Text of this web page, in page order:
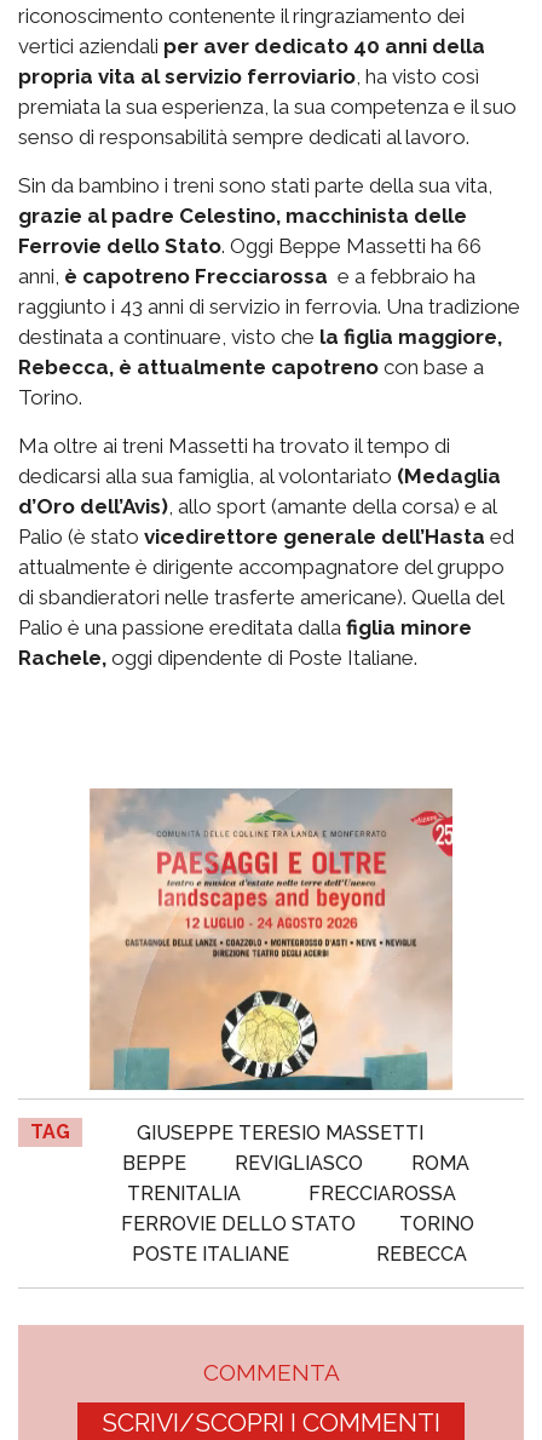
riconoscimento contenente il ringraziamento dei
vertici aziendali per aver dedicato 40 anni della
propria vita al servizio ferroviario, ha visto così
premiata la sua esperienza, la sua competenza e il suo
senso di responsabilità sempre dedicati al lavoro.
Sin da bambino i treni sono stati parte della sua vita,
grazie al padre Celestino, macchinista delle
Ferrovie dello Stato. Oggi Beppe Massetti ha 66
anni, è capotreno Frecciarossa e a febbraio ha
raggiunto i 43 anni di servizio in ferrovia. Una tradizione
destinata a continuare, visto che la figlia maggiore,
Rebecca, è attualmente capotreno con base a
Torino.
Ma oltre ai treni Massetti ha trovato il tempo di
dedicarsi alla sua famiglia, al volontariato (Medaglia
d’Oro dell’Avis), allo sport (amante della corsa) e al
Palio (è stato vicedirettore generale dell’Hasta ed
attualmente è dirigente accompagnatore del gruppo
di sbandieratori nelle trasferte americane). Quella del
Palio è una passione ereditata dalla figlia minore
Rachele, oggi dipendente di Poste Italiane.
TAG
GIUSEPPE TERESIO MASSETTI
BEPPE
REVIGLIASCO
ROMA
TRENITALIA
FRECCIAROSSA
FERROVIE DELLO STATO
TORINO
POSTE ITALIANE
REBECCA
COMMENTA
SCRIVI/SCOPRI I COMMENTI